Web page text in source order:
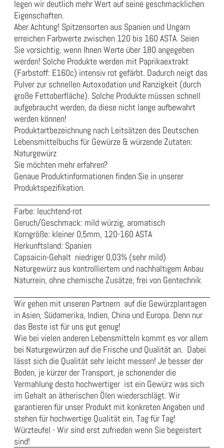
legen wir deutlich mehr Wert auf seine geschmacklichen
Eigenschaften.
Aber Achtung! Spitzensorten aus Spanien und Ungarn
erreichen Farbwerte zwischen 120 bis 160 ASTA. Seien
Sie vorsichtig, wenn Ihnen Werte über 180 angegeben
werden! Solche Produkte werden mit Paprikaextrakt
(Farbstoff: E160c) intensiv rot gefärbt. Dadurch neigt das
Pulver zur schnellen Autoxodation und Ranzigkeit (durch
große Fettoberfläche). Solche Produkte müssen schnell
aufgebraucht werden, da diese nicht lange aufbewahrt
werden können!
Produktartbezeichnung nach Leitsätzen des Deutschen
Lebensmittelbuchs für Gewürze & würzende Zutaten:
Naturgewürz
Sie möchten mehr erfahren?
Genaue Produktinformationen finden Sie in unserer
Produktspezifikation.
Farbe: leuchtend-rot
Geruch/Geschmack: mild würzig, aromatisch
Korngröße: kleiner 0,5mm, 120-160 ASTA
Herkunftsland: Spanien
Capsaicin-Gehalt niedriger 0,03% (sehr mild)
Naturgewürz aus kontrolliertem und nachhaltigem Anbau
Naturrein, ohne chemische Zusätze, frei von Gentechnik
Wir gehen mit unseren Partnern auf die Gewürzplantagen
in Asien, Südamerika, Indien, China und Europa. Denn nur
das Beste ist für uns gut genug!
Wie bei vielen anderen Lebensmitteln kommt es vor allem
bei Naturgewürzen auf die Frische und Qualität an. Dabei
lässt sich die Qualität sehr leicht messen! Je besser der
Boden, je kürzer der Transport, je schonender die
Vermahlung desto hochwertiger ist ein Gewürz was sich
im Gehalt an ätherischen Ölen wiederschlägt. Wir
garantieren für unser Produkt mit konkreten Angaben und
stehen für hochwertige Qualität ein, Tag für Tag!
Würzteufel - Wir sind erst zufrieden wenn Sie begeistert
sind!